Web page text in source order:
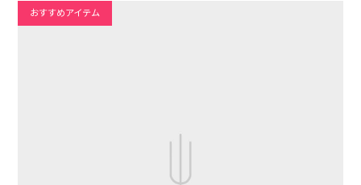
おすすめアイテム